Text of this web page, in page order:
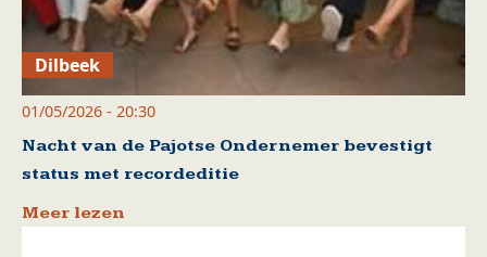
Dilbeek
01/05/2026 - 20:30
Nacht van de Pajotse Ondernemer bevestigt
status met recordeditie
Meer lezen